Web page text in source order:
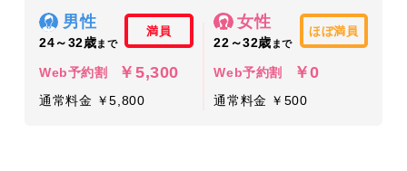
男性
24～32歳まで
満員
Web予約割 ￥5,300
通常料金 ￥5,800
女性
22～32歳 まで
ほぼ満員
Web予約割 ￥0
通常料金 ￥500